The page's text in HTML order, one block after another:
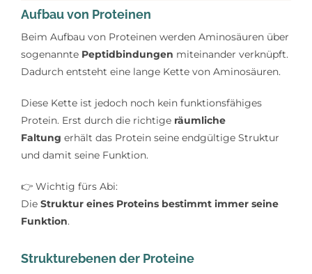
Aufbau von Proteinen
Beim Aufbau von Proteinen werden Aminosäuren über
sogenannte Peptidbindungen miteinander verknüpft.
Dadurch entsteht eine lange Kette von Aminosäuren.
Diese Kette ist jedoch noch kein funktionsfähiges
Protein. Erst durch die richtige räumliche
Faltung erhält das Protein seine endgültige Struktur
und damit seine Funktion.
👉Wichtig fürs Abi:
Die Struktur eines Proteins bestimmt immer seine
Funktion.
Strukturebenen der Proteine